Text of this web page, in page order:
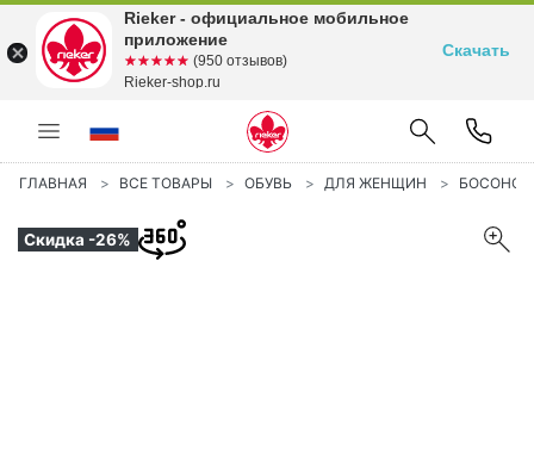
ГЛАВНАЯ ВСЕ ТОВАРЫ ОБУВЬ ДЛЯ ЖЕНЩИН
Скидка -26%
Rieker - официальное мобильное
приложение
☆☆☆☆☆
★★★★★ (950 отзывов)
Rieker-shop.ru
Скачать